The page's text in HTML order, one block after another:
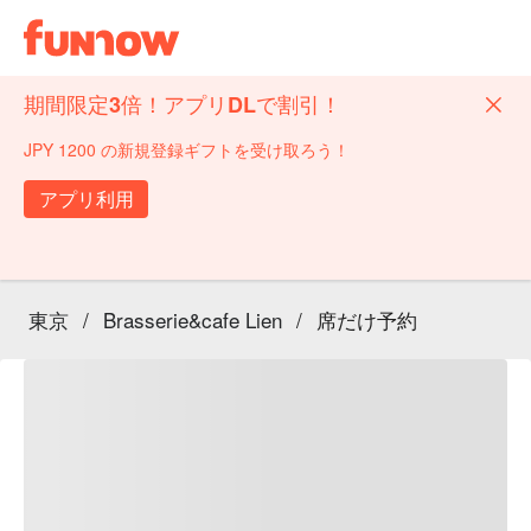
期間限定3倍！アプリDLで割引！
JPY 1200 の新規登録ギフトを受け取ろう！
アプリ利用
東京 / Brasserie&cafe Lien / 席だけ予約